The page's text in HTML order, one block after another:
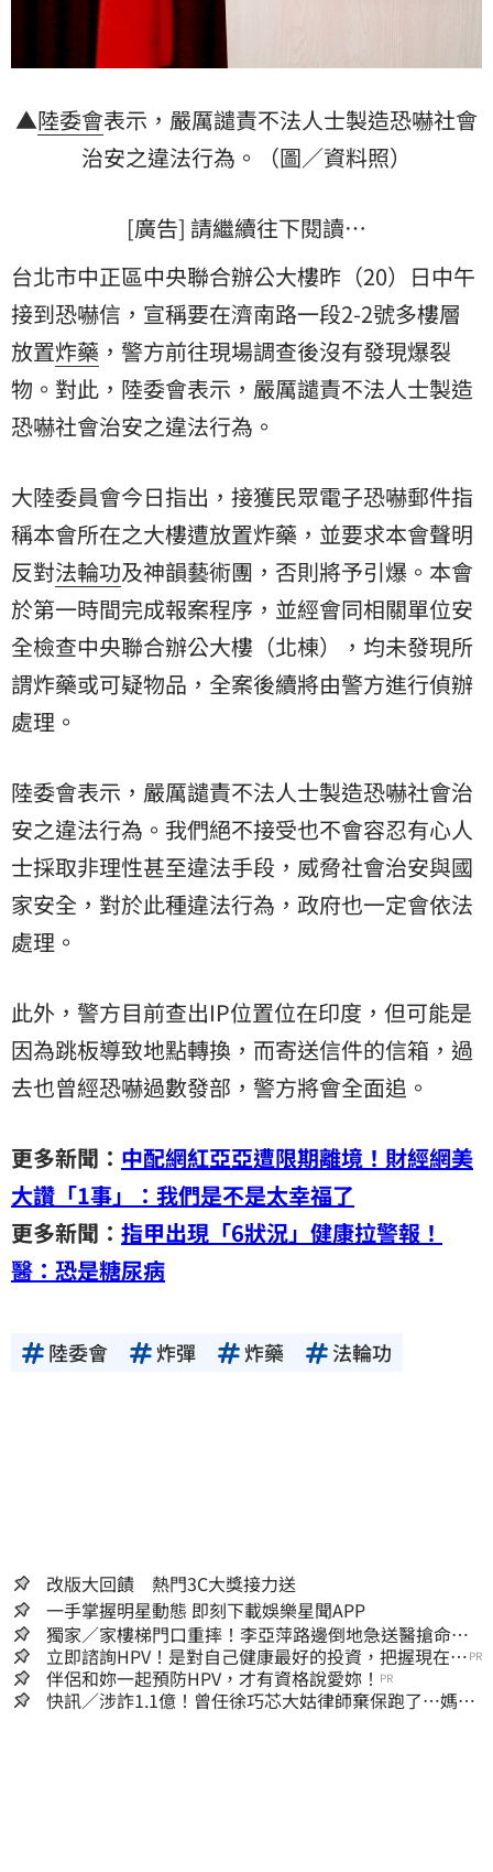
▲陸委會表示，嚴厲譴責不法人士製造恐嚇社會
治安之違法行為。（圖／資料照）
[廣告] 請繼續往下閱讀…
台北市中正區中央聯合辦公大樓昨（20）日中午
接到恐嚇信，宣稱要在濟南路一段2-2號多樓層
放置炸藥 ，警方前往現場調查後沒有發現爆裂
物。對此，陸委會表示，嚴厲譴責不法人士製造
恐嚇社會治安之違法行為。
大陸委員會今日指出，接獲民眾電子恐嚇郵件指
稱本會所在之大樓遭放置炸藥，並要求本會聲明
反對法輪功及神韻藝術團，否則將予引爆。本會
於第一時間完成報案程序，並經會同相關單位安
全檢查中央聯合辦公大樓（北棟），均未發現所
謂炸藥或可疑物品，全案後續將由警方進行偵辦
處理。
陸委會表示，嚴厲譴責不法人士製造恐嚇社會治
安之違法行為。我們絕不接受也不會容忍有心人
士採取非理性甚至違法手段，威脅社會治安與國
家安全，對於此種違法行為，政府也一定會依法
處理。
此外，警方目前查出IP位置位在印度，但可能是
因為跳板導致地點轉換，而寄送信件的信箱，過
去也曾經恐嚇過數發部，警方將會全面追。
更多新聞： 中配網紅亞亞遭限期離境！財經網美
大讚「1事」：我們是不是太幸福了
更多新聞： 指甲出現「6狀況」健康拉警報！
醫：恐是糖尿病
陸委會 炸彈 炸藥 法輪功
改版大回饋 熱門3C大獎接力送
一手掌握明星動態 即刻下載娛樂星聞APP
獨家／家樓梯門口重摔！李亞萍路邊倒地急送醫搶命
「最新傷況」曝
立即諮詢HPV！是對自己健康最好的投資，把握現在不
嫌晚！
PR
伴侶和妳一起預防HPV，才有資格說愛妳！ PR
快訊／涉詐1.1億！曾任徐巧芯大姑律師棄保跑了…媽也